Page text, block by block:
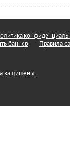
баннер Правила
защищены.